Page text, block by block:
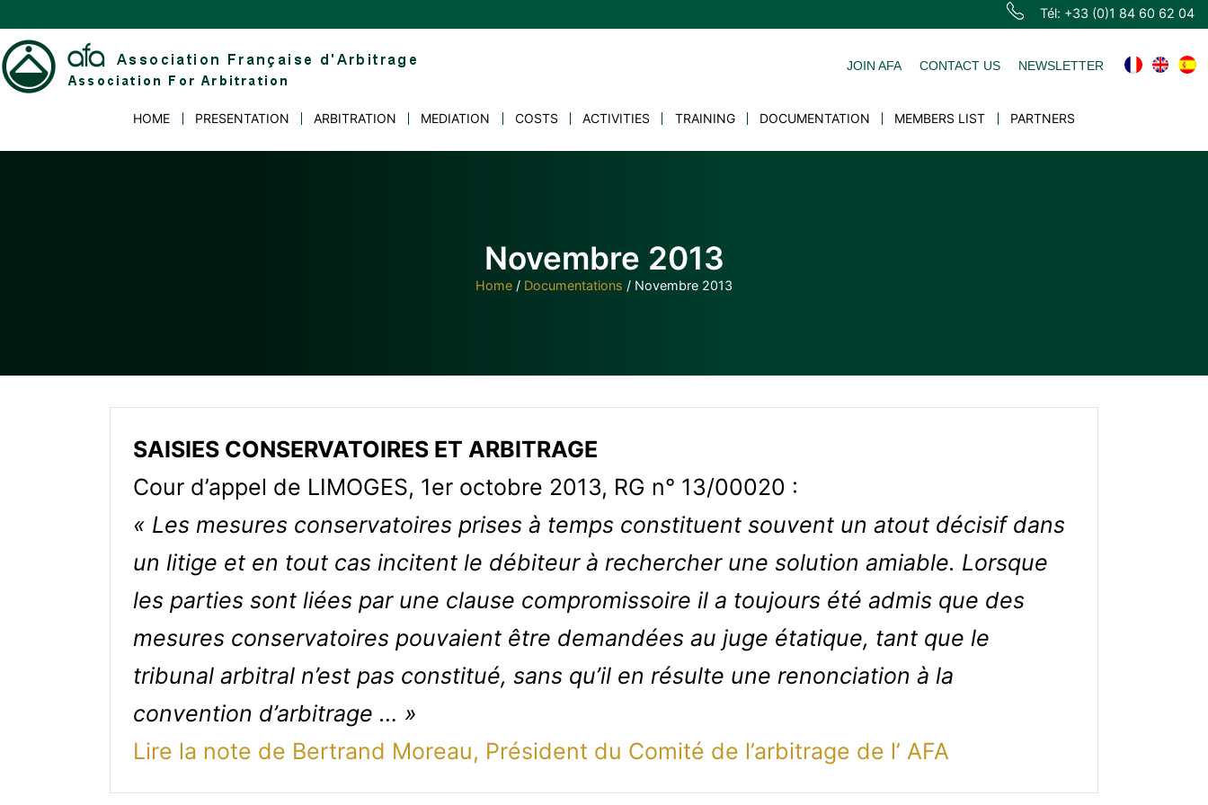
to
content
Tél: +33 (0)1 84 60 62 04
d'Arbitrage
JOIN AFA CONTACT US NEWSLETTER
HOME PRESENTATION ARBITRATION MEDIATION COSTS ACTIVITIES TRAINING DOCUMENTATION MEMBERS LIST PARTNERS
Novembre 2013
Home / Documentations / Novembre 2013
SAISIES CONSERVATOIRES ET ARBITRAGE
Cour d’appel de LIMOGES, 1er octobre 2013, RG n° 13/00020 :
« Les mesures conservatoires prises à temps constituent souvent un atout décisif dans
un litige et en tout cas incitent le débiteur à rechercher une solution amiable. Lorsque
les parties sont liées par une clause compromissoire il a toujours été admis que des
mesures conservatoires pouvaient être demandées au juge étatique, tant que le
tribunal arbitral n’est pas constitué, sans qu’il en résulte une renonciation à la
convention d’arbitrage … »
Lire la note de Bertrand Moreau, Président du Comité de l’arbitrage de l’ AFA